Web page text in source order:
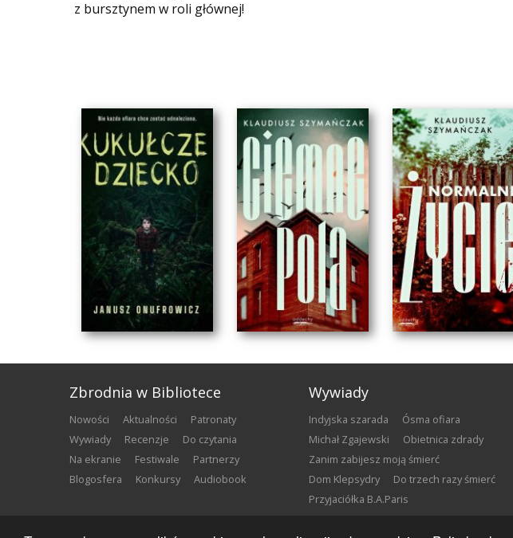
z bursztynem w roli głównej!
Zbrodnia w Bibliotece
nowości aktualności
patronaty
wywiady
recenzje
do czytania
na ekranie
festiwale
partnerzy
blogosfera
konkursy audiobook
Wywiady
Indyjska szarada
Ósma ofiara
Michał Zgajewski
Obietnica zdrady
Zanim zabijesz moją śmierć
Dom Klepsydry
Do trzech razy śmierć
Przyjaciółka B.A.Paris